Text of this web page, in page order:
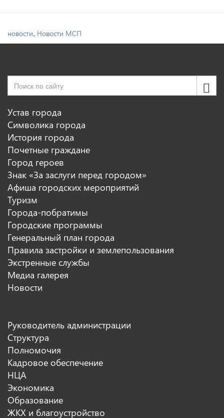
новости, Новости МСП
Устав города
Символика города
История города
Почетные граждане
Город героев
Знак «За заслуги перед городом»
Афиша городских мероприятий
Туризм
Города-побратимы
Городские программы
Генеральный план города
Правила застройки и землепользования
Экстренные службы
Медиа галерея
Новости
Руководитель администрации
Структура
Полномочия
Кадровое обеспечение
НЦА
Экономика
Образование
ЖКХ и благоустройство